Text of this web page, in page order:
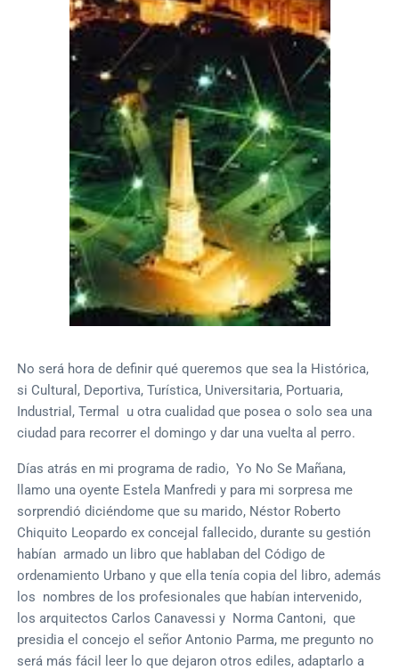
No será hora de definir qué queremos que sea la Histórica,
si Cultural, Deportiva, Turística, Universitaria, Portuaria,
Industrial, Termal u otra cualidad que posea o solo sea una
ciudad para recorrer el domingo y dar una vuelta al perro.
Días atrás en mi programa de radio, Yo No Se Mañana,
llamo una oyente Estela Manfredi y para mi sorpresa me
sorprendió diciéndome que su marido, Néstor Roberto
Chiquito Leopardo ex concejal fallecido, durante su gestión
habían armado un libro que hablaban del Código de
ordenamiento Urbano y que ella tenía copia del libro, además
los nombres de los profesionales que habían intervenido,
los arquitectos Carlos Canavessi y Norma Cantoni, que
presidia el concejo el señor Antonio Parma, me pregunto no
será más fácil leer lo que dejaron otros ediles, adaptarlo a